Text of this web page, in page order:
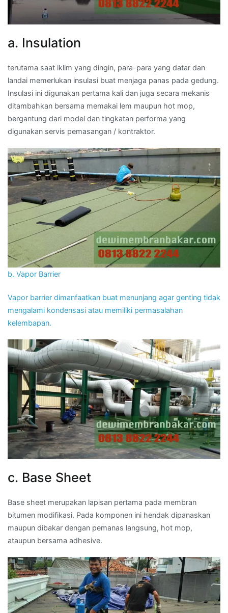
a. Insulation
terutama saat iklim yang dingin, para-para yang datar dan
landai memerlukan insulasi buat menjaga panas pada gedung.
Insulasi ini digunakan pertama kali dan juga secara mekanis
ditambahkan bersama memakai lem maupun hot mop,
bergantung dari model dan tingkatan performa yang
digunakan servis pemasangan / kontraktor.
b. Vapor Barrier
Vapor barrier dimanfaatkan buat menunjang agar genting tidak
mengalami kondensasi atau memiliki permasalahan
kelembapan.
c. Base Sheet
Base sheet merupakan lapisan pertama pada membran
bitumen modifikasi. Pada komponen ini hendak dipanaskan
maupun dibakar dengan pemanas langsung, hot mop,
ataupun bersama adhesive.